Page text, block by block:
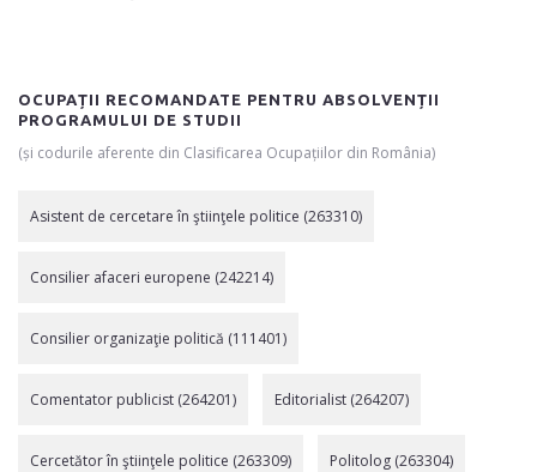
OCUPAȚII RECOMANDATE PENTRU ABSOLVENȚII
PROGRAMULUI DE STUDII
(și codurile aferente din Clasificarea Ocupațiilor din România)
Asistent de cercetare în ştiinţele politice (263310)
Consilier afaceri europene (242214)
Consilier organizaţie politică (111401)
Comentator publicist (264201) Editorialist (264207)
Cercetător în ştiinţele politice (263309) Politolog (263304)